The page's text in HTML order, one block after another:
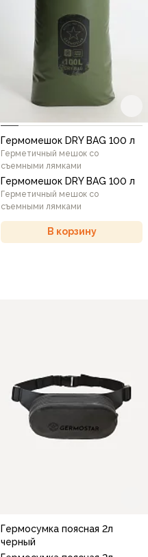
Гермомешок DRY BAG 100 л
Герметичный мешок со
съемными лямками
Гермомешок DRY BAG 100 л
Герметичный мешок со
съемными лямками
В корзину
Гермосумка поясная 2л
черный